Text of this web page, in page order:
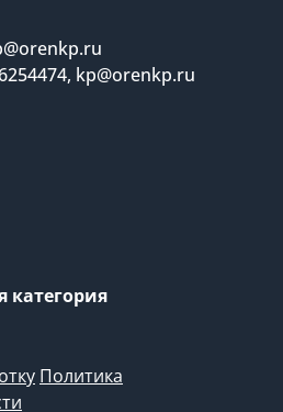
kp@orenkp.ru
категория
Политика